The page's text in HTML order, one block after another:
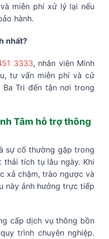
miễn phí xử lý lại nếu
hành.
nhất?
3333, nhân viên Minh
tư vấn miễn phí và cử
Tri đến tận nơi trong
Tâm hỗ trợ thông
sự cố thường gặp trong
tích tụ lâu ngày. Khi
xả chậm, trào ngược và
này ảnh hưởng trực tiếp
cấp dịch vụ thông bồn
trình chuyên nghiệp.